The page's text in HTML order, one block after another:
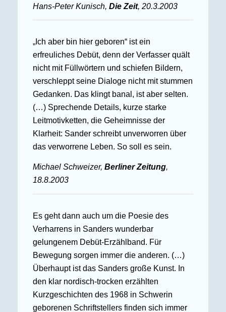
Hans-Peter Kunisch, Die Zeit, 20.3.2003
„Ich aber bin hier geboren“ ist ein
erfreuliches Debüt, denn der Verfasser quält
nicht mit Füllwörtern und schiefen Bildern,
verschleppt seine Dialoge nicht mit stummen
Gedanken. Das klingt banal, ist aber selten.
(…) Sprechende Details, kurze starke
Leitmotivketten, die Geheimnisse der
Klarheit: Sander schreibt unverworren über
das verworrene Leben. So soll es sein.
Michael Schweizer, Berliner Zeitung,
18.8.2003
Es geht dann auch um die Poesie des
Verharrens in Sanders wunderbar
gelungenem Debüt-Erzählband. Für
Bewegung sorgen immer die anderen. (…)
Überhaupt ist das Sanders große Kunst. In
den klar nordisch-trocken erzählten
Kurzgeschichten des 1968 in Schwerin
geborenen Schriftstellers finden sich immer